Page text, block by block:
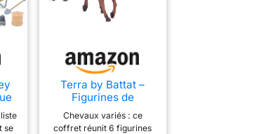
se
Terra by Battat –
Figurines de
Chevaux réalistes
en Plastique
Chevaux variés : ce
coffret réunit 6 figurines